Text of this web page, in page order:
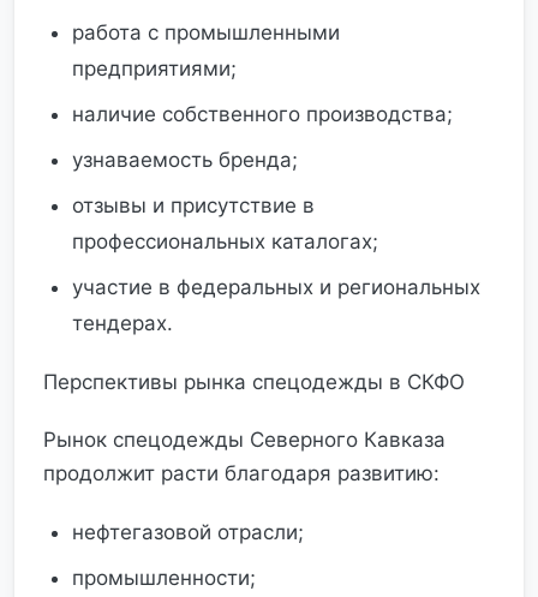
работа с промышленными
предприятиями;
наличие собственного производства;
узнаваемость бренда;
отзывы и присутствие в
профессиональных каталогах;
участие в федеральных и региональных
тендерах.
Перспективы рынка спецодежды в СКФО
Рынок спецодежды Северного Кавказа
продолжит расти благодаря развитию:
нефтегазовой отрасли;
промышленности;